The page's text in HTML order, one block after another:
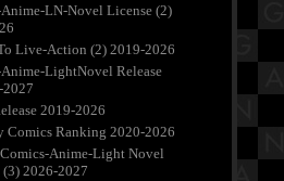
LN-Novel License (2)
Live-Action (2) 2019-2026
LightNovel Release
2027
2019-2026
Comics Ranking 2020-2026
Anime-Light Novel
2026-2027